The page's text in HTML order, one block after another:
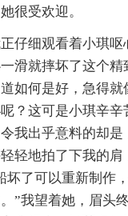
很受欢迎。
仔细观看着小琪呕
滑就摔坏了这个
如何是好，急得就
这可是小琪辛辛
我出乎意料的却是
轻地拍了下我的肩
坏了可以重新制作
”我望着她，眉头